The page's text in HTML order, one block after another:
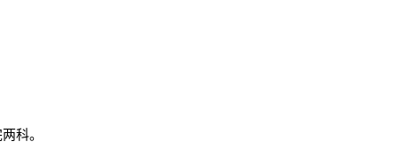
科。